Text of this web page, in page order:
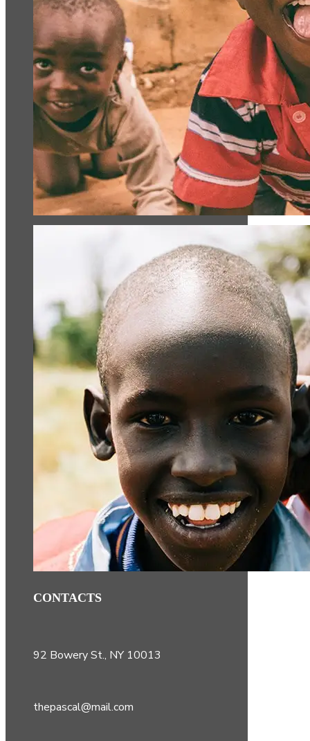
CONTACTS
92 Bowery St., NY 10013
thepascal@mail.com